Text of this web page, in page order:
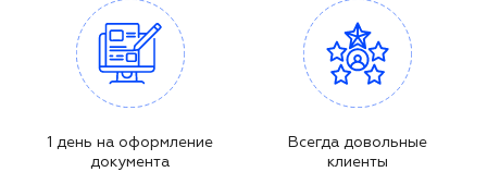
1 день на оформление
документа
Всегда довольные
клиенты